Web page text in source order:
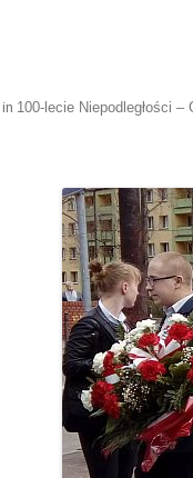
in 100-lecie Niepodległości –